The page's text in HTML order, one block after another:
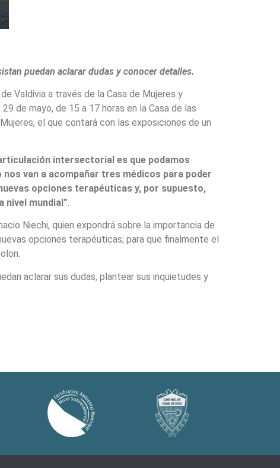
puedan aclarar dudas y conocer detalles.
Valdivia a través de la Casa de Mujeres y
de mayo, de 15 a 17 horas en la Casa de las
el que contará con las exposiciones de un
intersectorial es que podamos
van a acompañar tres médicos para poder
opciones terapéuticas y, por supuesto,
nivel mundial”
Niechi, quien expondrá sobre la importancia de
opciones terapéuticas; para que finalmente el
aclarar sus dudas, plantear sus inquietudes y